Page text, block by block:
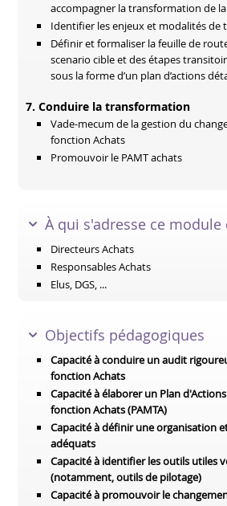
accompagner la transformation de
Identifier les enjeux et modalités de
Définir et formaliser la feuille de
scenario cible et des étapes
sous la forme d’un plan d’actions
7. Conduire la transformation
Vade-mecum de la gestion du
fonction Achats
Promouvoir le PAMT achats
À qui s'adresse ce
Directeurs Achats
Responsables Achats
Elus, DGS, ...
Objectifs pédagogiques
Capacité à conduire un audit
fonction Achats
Capacité à élaborer un Plan
fonction Achats (PAMTA)
Capacité à définir une organisation
adéquats
Capacité à identifier les outils utiles
(notamment, outils de pilotage)
Capacité à promouvoir le